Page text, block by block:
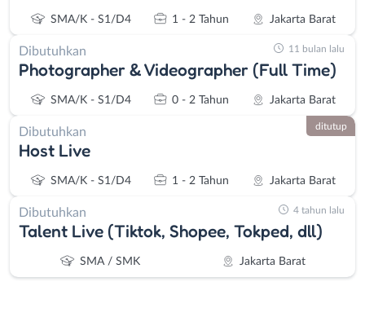
SMA/K - S1/D4 1 - 2 Tahun Jakarta Barat
Dibutuhkan
Photographer & Videographer (Full Time)
SMA/K - S1/D4 0 - 2 Tahun Jakarta Barat
11 bulan lalu
Dibutuhkan
Host Live
SMA/K - S1/D4 1 - 2 Tahun Jakarta Barat
ditutup
Dibutuhkan
Talent Live (Tiktok, Shopee, Tokped, dll)
SMA / SMK Jakarta Barat
4 tahun lalu